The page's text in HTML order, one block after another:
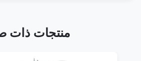
منتجات ذات صلة